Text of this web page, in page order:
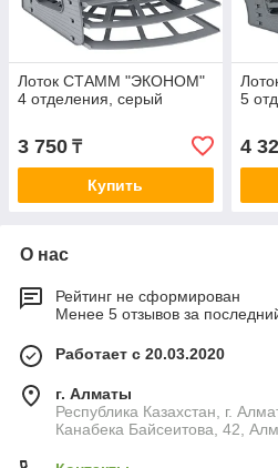
Лоток СТАММ "ЭКОНОМ"
4 отделения, серый
3 750 ₸
Купить
5
4
О нас
Рейтинг не сформирован
Менее 5 отзывов за
Работает с 20.03.2020
г. Алматы
Республика Казахстан, г.
Канабека Байсеитова, 42,